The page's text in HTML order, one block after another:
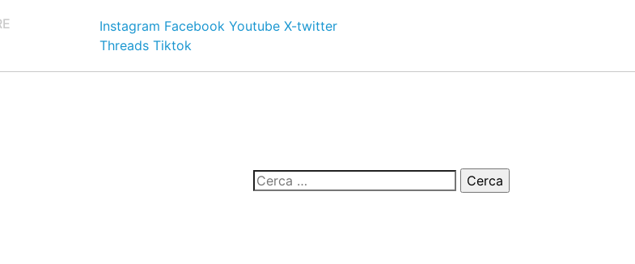
Instagram Facebook Youtube X-twitter
Threads Tiktok